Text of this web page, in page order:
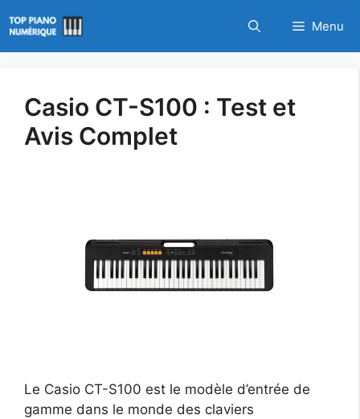
au
contenu
Menu
Casio CT-S100 : Test et
Avis Complet
Le Casio CT-S100 est le modèle d’entrée de
gamme dans le monde des claviers